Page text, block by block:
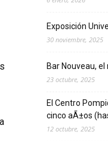
Exposición
30 noviembre, 2025
Bar Nouveau,
23 octubre, 2025
El Centro
cinco aÃ±os
12 octubre, 2025